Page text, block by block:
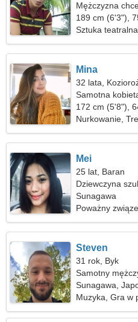
Mężczyzna
189 cm (6'3"),
Sztuka
Mina
32 lata,
Samotna
172 cm (5'8"),
Nurkowanie,
Mei
25 lat, Baran
Dziewczyna
Sunagawa
Poważny
Steven
31 rok, Byk
Samotny
Sunagawa,
Muzyka, Gra w